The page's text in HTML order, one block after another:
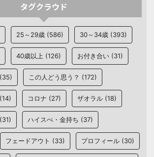
タグクラウド
25～29歳 (586) 30～34歳 (393)
40歳以上 (126) お付き合い (31)
(35) この人どう思う？ (172)
(14) コロナ (27) ザオラル (18)
(31) ハイスぺ・金持ち (37)
フェードアウト (33) プロフィール (30)